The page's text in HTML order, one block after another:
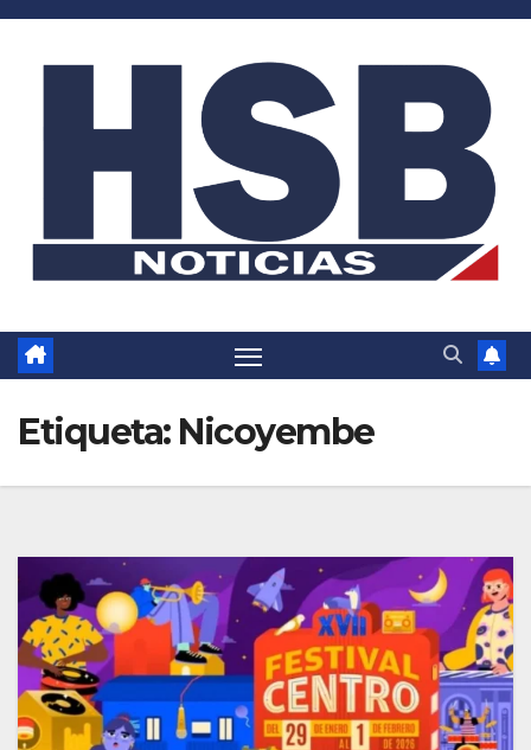
Saltar
Etiqueta: Nicoyembe